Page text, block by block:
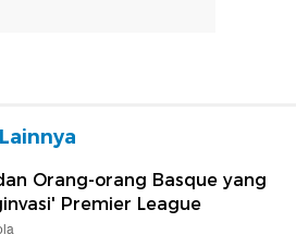
Orang-orang Basque yang
Premier League